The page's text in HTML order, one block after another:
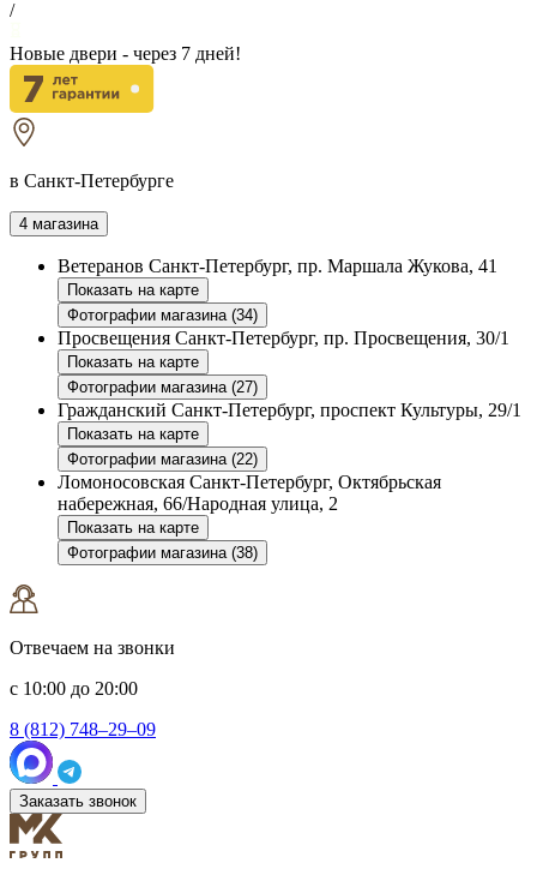
/
Новые двери - через 7 дней!
в Санкт-Петербурге
4 магазина
Ветеранов Санкт-Петербург, пр. Маршала Жукова, 41
Показать на карте
Фотографии магазина (34)
Просвещения Санкт-Петербург, пр. Просвещения, 30/1
Показать на карте
Фотографии магазина (27)
Гражданский Санкт-Петербург, проспект Культуры, 29/1
Показать на карте
Фотографии магазина (22)
Ломоносовская Санкт-Петербург, Октябрьская
набережная, 66/Народная улица, 2
Показать на карте
Фотографии магазина (38)
Отвечаем на звонки
с 10:00 до 20:00
8 (812) 748–29–09
Заказать звонок